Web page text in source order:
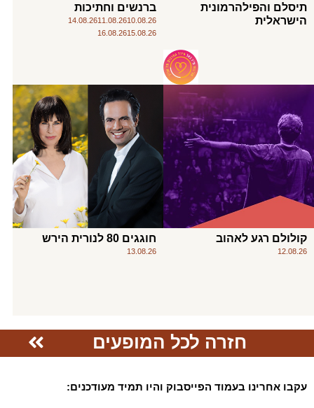
תיסלם והפילהרמונית
הישראלית
ברנשים וחתיכות
10.08.26
11.08.26
14.08.26
15.08.26
16.08.26
קולולם רגע לאהוב
12.08.26
חוגגים 80 לנורית הירש
13.08.26
חזרה לכל המופעים
עקבו אחרינו בעמוד הפייסבוק והיו תמיד מעודכנים: